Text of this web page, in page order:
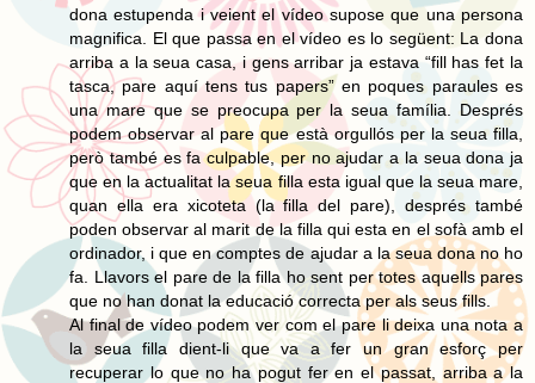
dona estupenda i veient el vídeo supose que una persona
magnifica. El que passa en el vídeo es lo següent: La dona
arriba a la seua casa, i gens arribar ja estava “fill has fet la
tasca, pare aquí tens tus papers” en poques paraules es
una mare que se preocupa per la seua família. Després
podem observar al pare que està orgullós per la seua filla,
però també es fa culpable, per no ajudar a la seua dona ja
que en la actualitat la seua filla esta igual que la seua mare,
quan ella era xicoteta (la filla del pare), després també
poden observar al marit de la filla qui esta en el sofà amb el
ordinador, i que en comptes de ajudar a la seua dona no ho
fa. Llavors el pare de la filla ho sent per totes aquells pares
que no han donat la educació correcta per als seus fills.
Al final de vídeo podem ver com el pare li deixa una nota a
la seua filla dient-li que va a fer un gran esforç per
recuperar lo que no ha pogut fer en el passat, arriba a la